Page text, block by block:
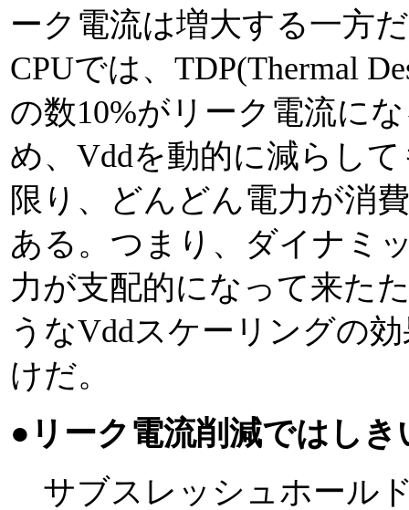
ーク電流は増大する一方
CPUでは、TDP(Thermal
の数10%がリーク電流に
め、Vddを動的に減らし
限り、どんどん電力が消
ある。つまり、ダイナミ
力が支配的になって来た
うなVddスケーリングの
けだ。
●リーク電流削減ではし
サブスレッシュホール